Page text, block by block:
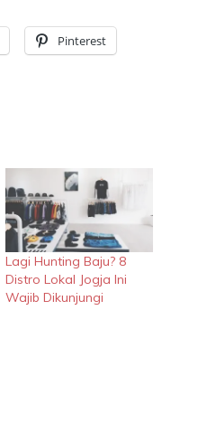
Pinterest
Lagi Hunting Baju? 8
Distro Lokal Jogja Ini
Wajib Dikunjungi